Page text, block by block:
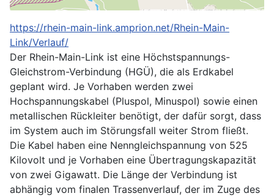
https://rhein-main-link.amprion.net/Rhein-Main-
Link/Verlauf/
Der Rhein-Main-Link ist eine Höchstspannungs-
Gleichstrom-Verbindung (HGÜ), die als Erdkabel
geplant wird. Je Vorhaben werden zwei
Hochspannungskabel (Pluspol, Minuspol) sowie einen
metallischen Rückleiter benötigt, der dafür sorgt, dass
im System auch im Störungsfall weiter Strom fließt.
Die Kabel haben eine Nenngleichspannung von 525
Kilovolt und je Vorhaben eine Übertragungskapazität
von zwei Gigawatt. Die Länge der Verbindung ist
abhängig vom finalen Trassenverlauf, der im Zuge des